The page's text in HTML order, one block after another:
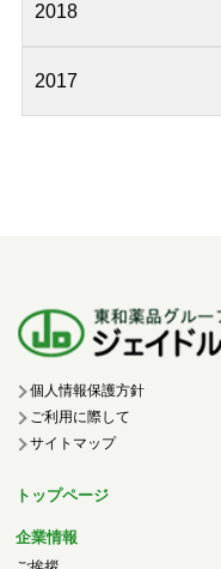
2018
2017
個人情報保護方針
ご利用に際して
サイトマップ
トップページ
企業情報